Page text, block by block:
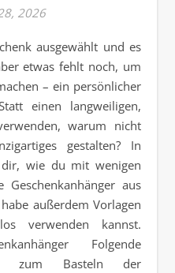
2026
etwas fehlt noch, um
– ein persönlicher
einen langweiligen,
warum nicht
gestalten? In
wie du mit wenigen
Geschenkanhänger aus
außerdem Vorlagen
verwenden kannst.
Folgende
zum Basteln der